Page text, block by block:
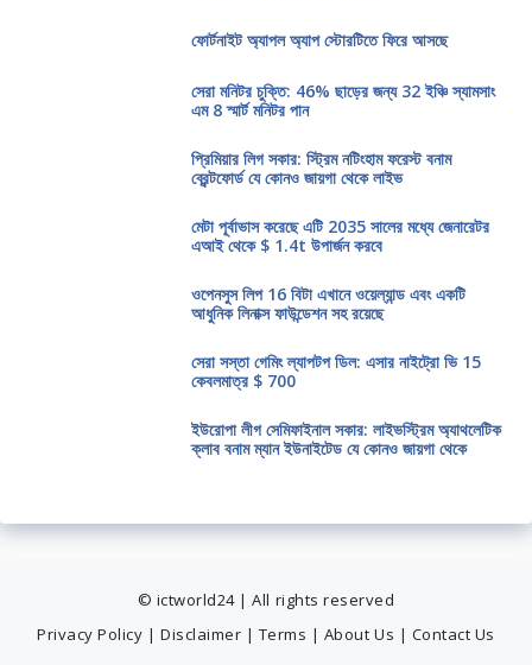
ফোর্টনাইট অ্যাপল অ্যাপ স্টোরটিতে ফিরে আসছে
সেরা মনিটর চুক্তি: 46% ছাড়ের জন্য 32 ইঞ্চি স্যামসাং
এম 8 স্মার্ট মনিটর পান
প্রিমিয়ার লিগ সকার: স্ট্রিম নটিংহাম ফরেস্ট বনাম
ব্রেন্টফোর্ড যে কোনও জায়গা থেকে লাইভ
মেটা পূর্বাভাস করেছে এটি 2035 সালের মধ্যে জেনারেটর
এআই থেকে $ 1.4t উপার্জন করবে
ওপেনসুস লিপ 16 বিটা এখানে ওয়েল্যান্ড এবং একটি
আধুনিক লিনাক্স ফাউন্ডেশন সহ রয়েছে
সেরা সস্তা গেমিং ল্যাপটপ ডিল: এসার নাইট্রো ভি 15
কেবলমাত্র $ 700
ইউরোপা লীগ সেমিফাইনাল সকার: লাইভস্ট্রিম অ্যাথলেটিক
ক্লাব বনাম ম্যান ইউনাইটেড যে কোনও জায়গা থেকে
© ictworld24 | All rights reserved
Privacy Policy | Disclaimer | Terms | About Us | Contact Us